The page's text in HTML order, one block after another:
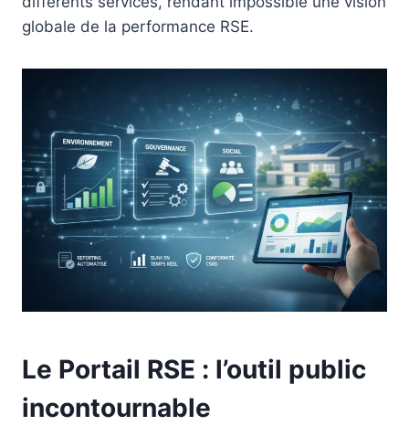
globale de la performance RSE.
Le Portail RSE : l’outil public
incontournable